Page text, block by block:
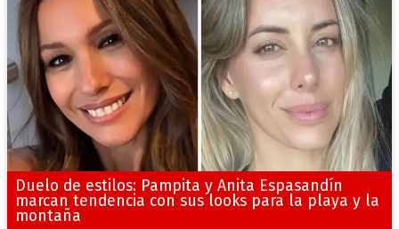
Duelo de estilos: Pampita y Anita Espasandín
marcan tendencia con sus looks para la playa y la
montaña